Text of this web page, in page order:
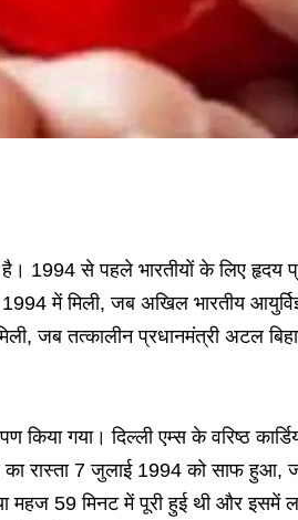
1994 से पहले भारतीयों के लिए हृदय
में मिली, जब अखिल भारतीय
तत्कालीन प्रधानमंत्री अटल
गया। दिल्ली एम्स के वरिष्ठ
रास्ता 7 जुलाई 1994 को साफ हुआ,
महज 59 मिनट में पूरी हुई थी और इसमें